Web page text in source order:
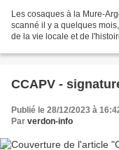
Les cosaques à la Mure-
scanné il y a quelques
de la vie locale et de
CCAPV -
Publié le 28/12/2023 à
Par verdon-info